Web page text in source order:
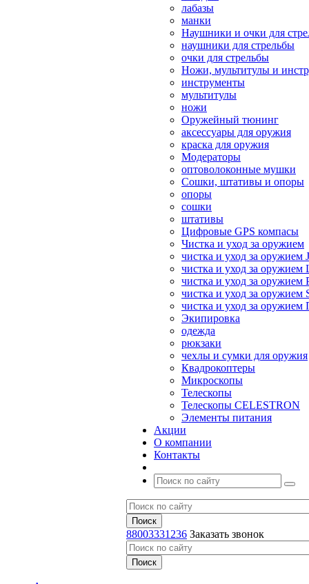
лабазы
манки
Наушники и очки для
наушники для стрельбы
очки для стрельбы
Ножи, мультитулы и
инструменты
мультитулы
ножи
Оружейный тюнинг
аксессуары для оружия
краска для оружия
Модераторы
оптоволоконные мушки
Сошки, штативы и опоры
опоры
сошки
штативы
Цифровые GPS компасы
Чистка и уход за оружием
чистка и уход за оружием
чистка и уход за оружием
чистка и уход за оружием
чистка и уход за оружием
чистка и уход за
Экипировка
одежда
рюкзаки
чехлы и сумки для оружия
Квадрокоптеры
Микроскопы
Телескопы
Телескопы CELESTRON
Элементы питания
Акции
О компании
Контакты
88003331236 Заказать звонок